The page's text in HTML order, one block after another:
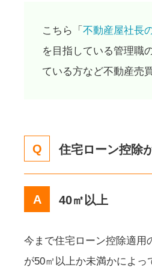
こちら「 不動産屋社長
を目指している管理職
ている方など不動産売
住宅ローン控除
40㎡以上
今まで住宅ローン控除適用
が50㎡以上か未満かによっ